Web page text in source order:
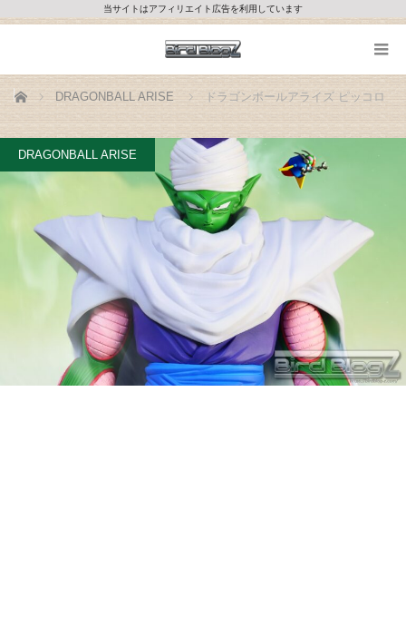
当サイトはアフィリエイト広告を利用しています
ホーム DRAGONBALL ARISE ドラゴンボールアライズ ピッコロ
DRAGONBALL ARISE